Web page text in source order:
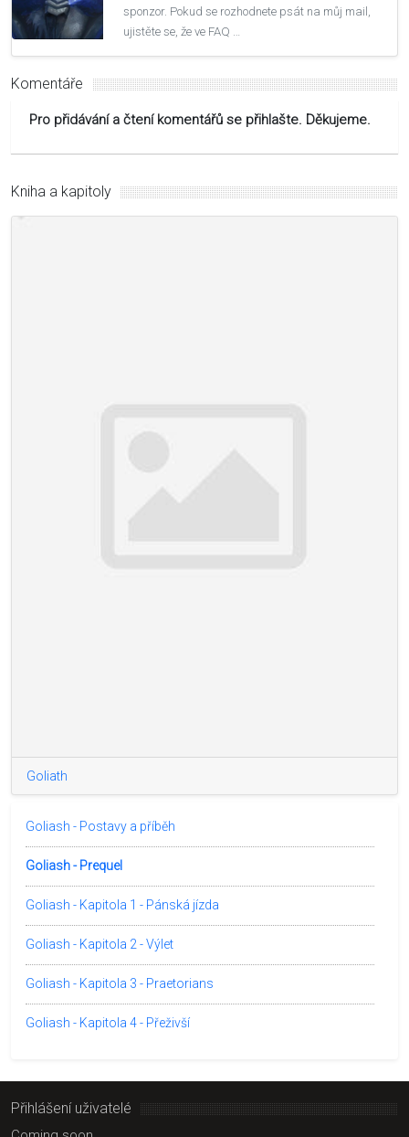
sponzor. Pokud se rozhodnete psát na můj mail,
ujistěte se, že ve FAQ …
Komentáře
Pro přidávání a čtení komentářů se přihlašte. Děkujeme.
Kniha a kapitoly
Goliath
Goliash - Postavy a příběh
Goliash - Prequel
Goliash - Kapitola 1 - Pánská jízda
Goliash - Kapitola 2 - Výlet
Goliash - Kapitola 3 - Praetorians
Goliash - Kapitola 4 - Přeživší
Přihlášení uživatelé